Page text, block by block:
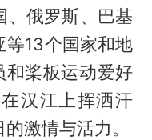
、俄罗斯、巴基
等13个国家和地
和桨板运动爱好
汉江上挥洒汗
激情与活力。